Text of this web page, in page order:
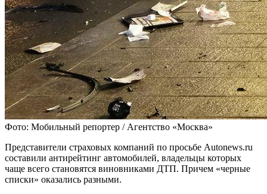
Фото: Мобильный репортер / Агентство «Москва»
Представители страховых компаний по просьбе Autonews.ru
составили антирейтинг автомобилей, владельцы которых
чаще всего становятся виновниками ДТП. Причем «черные
списки» оказались разными.